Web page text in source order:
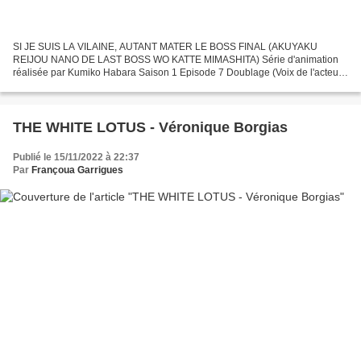
SI JE SUIS LA VILAINE, AUTANT MATER LE BOSS FINAL (AKUYAKU
REIJOU NANO DE LAST BOSS WO KATTE MIMASHITA) Série d'animation
réalisée par Kumiko Habara Saison 1 Episode 7 Doublage (Voix de l'acteur
THE WHITE LOTUS - Véronique Borgias
Publié le 15/11/2022 à 22:37
Par Françoua Garrigues